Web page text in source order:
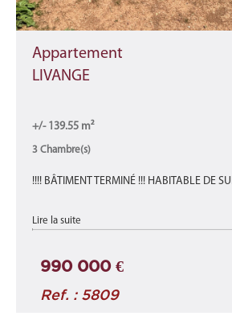
Appartement
LIVANGE
+/- 139.55 m²
3 Chambre(s)
!!!! BÂTIMENT TERMINÉ !!! HABITABLE DE
appartement A1-C neuf d'une surface
comprenant une surface habitable
Lire la suite
990 000 €
Ref. : 5809